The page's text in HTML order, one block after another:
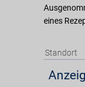
eines
Standort